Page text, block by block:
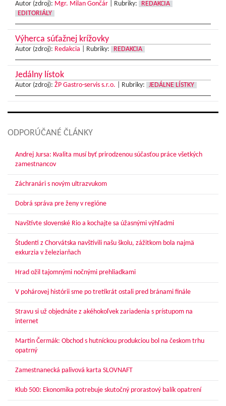
Autor (zdroj): Mgr. Milan Gončár Rubriky:
REDAKCIA
EDITORIÁLY
Výherca súťažnej krížovky
Autor (zdroj): Redakcia Rubriky: REDAKCIA
Jedálny lístok
Autor (zdroj): ŽP Gastro-servis s.r.o. Rubriky: JEDÁLNE LÍSTKY
ODPORÚČANÉ ČLÁNKY
Andrej Jursa: Kvalita musí byť prirodzenou súčasťou práce všetkých
zamestnancov
Záchranári s novým ultrazvukom
Dobrá správa pre ženy v regióne
Navštívte slovenské Rio a kochajte sa úžasnými výhľadmi
Študenti z Chorvátska navštívili našu školu, zážitkom bola najmä
exkurzia v železiarňach
Hrad ožil tajomnými nočnými prehliadkami
V pohárovej histórii sme po tretíkrát ostali pred bránami finále
Stravu si už objednáte z akéhokoľvek zariadenia s prístupom na
internet
Martin Čermák: Obchod s hutníckou produkciou bol na českom trhu
opatrný
Zamestnanecká palivová karta SLOVNAFT
Klub 500: Ekonomika potrebuje skutočný prorastový balík opatrení